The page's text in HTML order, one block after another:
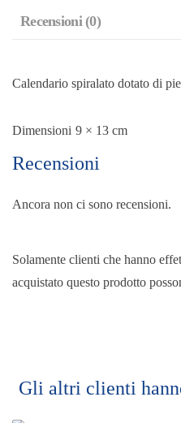
Recensioni (0)
Calendario spiralato dotato di
Dimensioni 9 × 13 cm
Recensioni
Ancora non ci sono recensioni.
Solamente clienti che hanno
acquistato questo prodotto
Gli altri clienti